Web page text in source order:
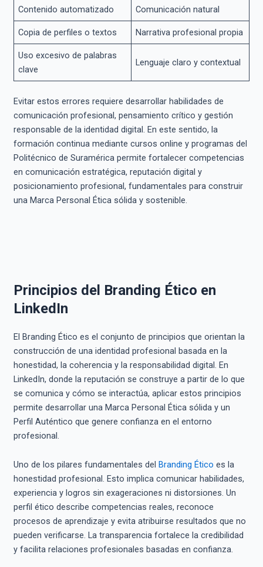
Contenido automatizado Comunicación natural
Copia de perfiles o textos Narrativa profesional propia
Uso excesivo de palabras
clave
Lenguaje claro y contextual
Evitar estos errores requiere desarrollar habilidades de
comunicación profesional, pensamiento crítico y gestión
responsable de la identidad digital. En este sentido, la
formación continua mediante cursos online y programas del
Politécnico de Suramérica permite fortalecer competencias
en comunicación estratégica, reputación digital y
posicionamiento profesional, fundamentales para construir
una Marca Personal Ética sólida y sostenible.
Principios del Branding Ético en
LinkedIn
El Branding Ético es el conjunto de principios que orientan la
construcción de una identidad profesional basada en la
honestidad, la coherencia y la responsabilidad digital. En
LinkedIn, donde la reputación se construye a partir de lo que
se comunica y cómo se interactúa, aplicar estos principios
permite desarrollar una Marca Personal Ética sólida y un
Perfil Auténtico que genere confianza en el entorno
profesional.
Uno de los pilares fundamentales del Branding Ético es la
honestidad profesional. Esto implica comunicar habilidades,
experiencia y logros sin exageraciones ni distorsiones. Un
perfil ético describe competencias reales, reconoce
procesos de aprendizaje y evita atribuirse resultados que no
pueden verificarse. La transparencia fortalece la credibilidad
y facilita relaciones profesionales basadas en confianza.